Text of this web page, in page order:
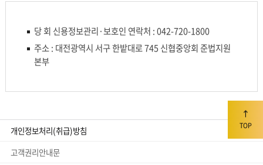
당 회 신용정보관리·보호인 연락처 : 042-720-1800
주소 : 대전광역시 서구 한밭대로 745 신협중앙회 준법지원
본부
개인정보처리(취급)방침
고객권리안내문
TOP